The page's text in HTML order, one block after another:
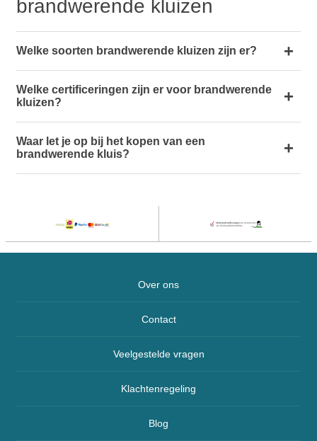
brandwerende kluizen
Welke soorten brandwerende kluizen zijn er?
Welke certificeringen zijn er voor brandwerende
kluizen?
Waar let je op bij het kopen van een
brandwerende kluis?
Over ons
Contact
Veelgestelde vragen
Klachtenregeling
Blog